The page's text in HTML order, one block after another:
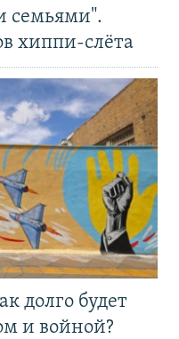
семьями".
хиппи-слёта
долго будет
и войной?